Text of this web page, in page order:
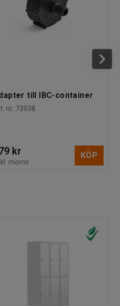
till IBC-container
nr: 73938
kr
moms
KÖP